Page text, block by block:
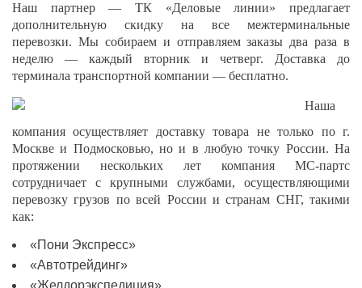
Наш партнер — ТК «Деловые линии» предлагает
дополнительную скидку на все межтерминальные
перевозки. Мы собираем и отправляем заказы два раза в
неделю — каждый вторник и четверг. Доставка до
терминала транспортной компании — бесплатно.
Наша
компания осуществляет доставку товара не только по г.
Москве и Подмосковью, но и в любую точку России. На
протяжении нескольких лет компания МС-партс
сотрудничает с крупными службами, осуществляющими
перевозку грузов по всей России и странам СНГ, такими
как:
«Пони Экспресс»
«Автотрейдинг»
«Желдорэкспедиция»